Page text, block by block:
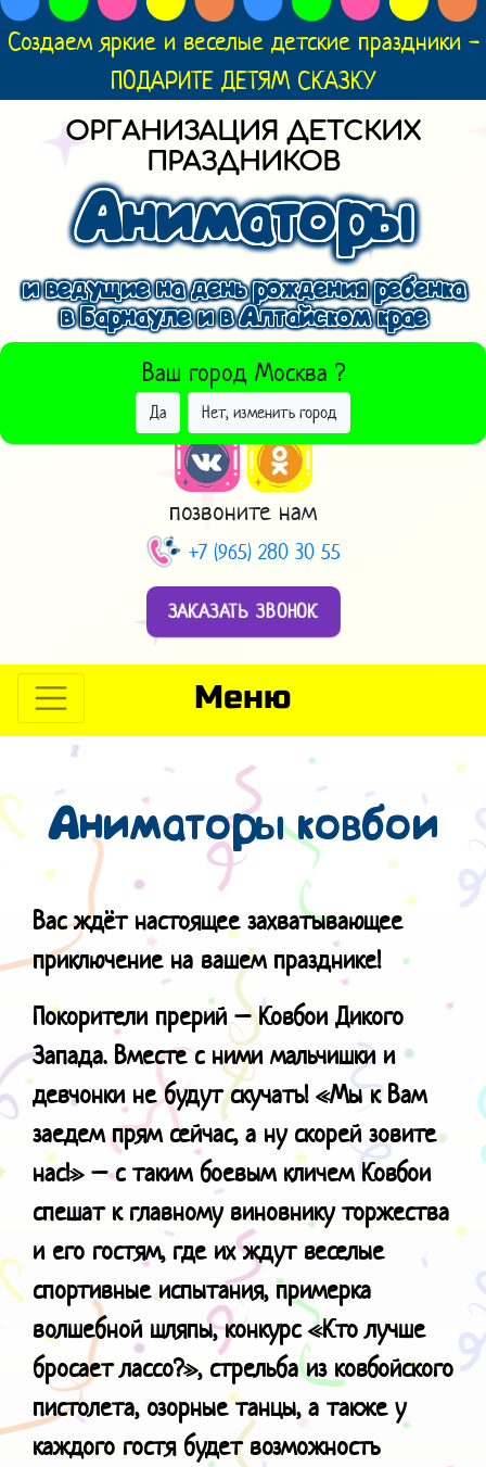
Создаем яркие и веселые детские праздники -
ПОДАРИТЕ ДЕТЯМ СКАЗКУ
ОРГАНИЗАЦИЯ ДЕТСКИХ
ПРАЗДНИКОВ
Аниматоры
и ведущие на день рождения ребенка
в Барнауле и в Алтайском крае
Ваш город Москва ?
Да Нет, изменить город
ВЫБРАТЬ ДРУГОЙ ГОРОД
позвоните нам
+7 (965) 280 30 55
ЗАКАЗАТЬ ЗВОНОК
Меню
Аниматоры ковбои
Вас ждёт настоящее захватывающее
приключение на вашем празднике!
Покорители прерий – Ковбои Дикого
Запада. Вместе с ними мальчишки и
девчонки не будут скучать! «Мы к Вам
заедем прям сейчас, а ну скорей зовите
нас!» – с таким боевым кличем Ковбои
спешат к главному виновнику торжества
и его гостям, где их ждут веселые
спортивные испытания, примерка
волшебной шляпы, конкурс «Кто лучше
бросает лассо?», стрельба из ковбойского
пистолета, озорные танцы, а также у
каждого гостя будет возможность